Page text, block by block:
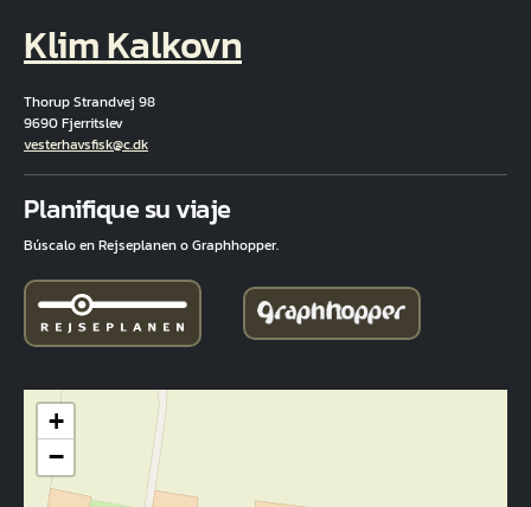
Klim Kalkovn
Thorup Strandvej 98
9690 Fjerritslev
Correo electrónico
vesterhavsfisk@c.dk
Planifique su viaje
Búscalo en Rejseplanen o Graphhopper.
+
−